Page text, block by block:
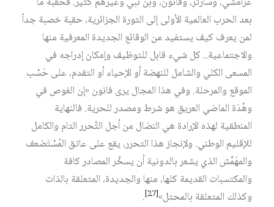
بعد الحرب العالمية الأولى إلى الثورة الجزائرية، حقبة خصبة جداّ
لمن يعرف كيف يستفيد من الوقائع الجديدة المعرفية منها
والاجتماعية.. كل شيء قابل للتوظيف وإمكان إدراجه في
المسعى الكلي والشامل للنهضة أو الإحياء أو التقدم، على حَسْب
الموقع والمرحلة. وفي هذا المجال يرى فانون «إن الغوص في
وهْدَة الماضي العريق هو شرط ومصدر للحرية. فالنهاية
المنطقية لهذه الإرادة هي النضال من أجل التَّحرر التام والكامل
للإقليم الوطني. ولإنجاز هذا التحرر، يقع على عاتق المُسْتَضعف
والمهَمَّش الذي يشعر بالدونية أن يسخِّر المصادر كافة
والمكتسبات القديمة كلها، منها والجديدة، المتعلقة بالذات
وكذلك المتعلقة بالمحتل»[27]
.